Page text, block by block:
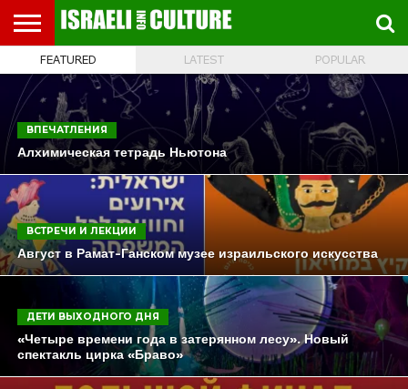
ВЫСТАВКИ
МУЗЕИ
СТРАНА
ФЕСТИВАЛЕЙ
ТЕАТР
КНИГИ.
ТЕКСТЫ
МУЗЫКА
РЕЛИГИЯ/
ИСТОРИЯ
ДВИЖЕНИЕ
ДЕТИ
ВЫХОДНОГО
ДНЯ
МАРШРУТЫ
ПРОГУЛЬЩИКА
ВИДЕО-
РЕЧИ
ВПЕЧАТЛЕНИЯ
ВСТРЕЧИ
И
ЛЕКЦИИ
ИНТЕРВЬЮ
КИНО
TEL
AVIV
GLOBAL
FEATURED LATEST POPULAR
ВПЕЧАТЛЕНИЯ
Алхимическая тетрадь Ньютона
ВСТРЕЧИ И ЛЕКЦИИ
Август в Рамат-Ганском музее израильского искусства
ДЕТИ ВЫХОДНОГО ДНЯ
«Четыре времени года в затерянном лесу». Новый
спектакль цирка «Браво»